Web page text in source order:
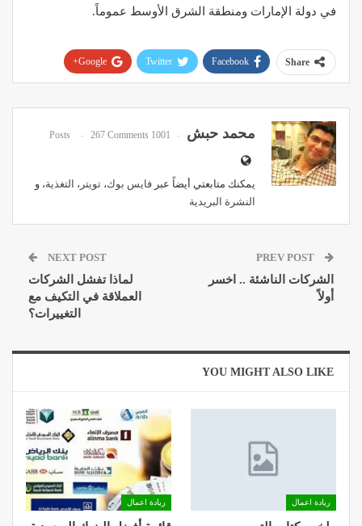
في دولة الإمارات ومنطقة الشرق الأوسط عموماً.
Share
Facebook
Twitter
Google+
محمد حبش 1001 Posts
267 Comments
يمكنك متابعتي أيضاً عبر فايس بوك، تويتر ، التغذية، و
النشرة البريدية
الشركات الناشئة .. اخسر
أولاً
NEXT POST
لماذا تفشل الشركات
العملاقة في التكيف مع
التغييرات؟
YOU MIGHT ALSO LIKE
ريادة اعمال ريادة اعمال